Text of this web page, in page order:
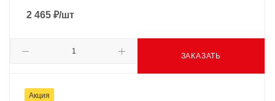
2 465 ₽/шт
ЗАКАЗАТЬ
Акция